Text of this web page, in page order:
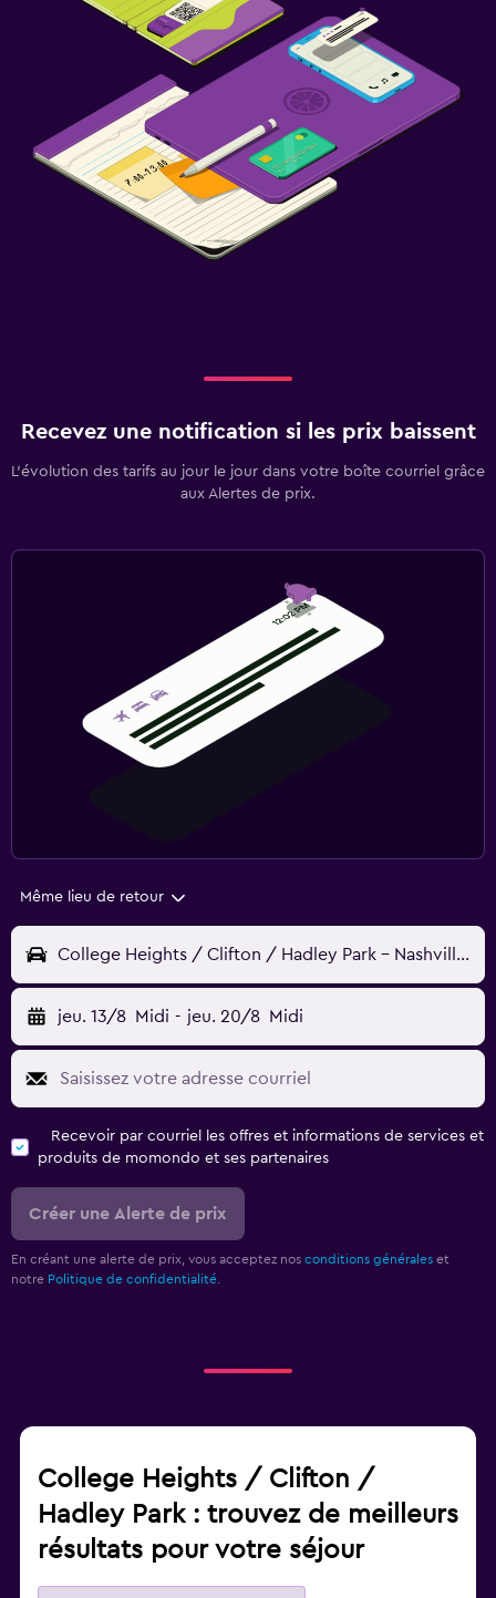
Recevez une notification si les prix baissent
L’évolution des tarifs au jour le jour dans votre boîte courriel grâce
aux Alertes de prix.
Même lieu de retour
College Heights / Clifton / Hadley Park - Nashville, TN, États-Unis
jeu. 13/8 Midi - jeu. 20/8 Midi
Recevoir par courriel les offres et informations de services et
produits de momondo et ses partenaires
Créer une Alerte de prix
En créant une alerte de prix, vous acceptez nos conditions générales et
notre Politique de confidentialité.
College Heights / Clifton /
Hadley Park : trouvez de meilleurs
résultats pour votre séjour